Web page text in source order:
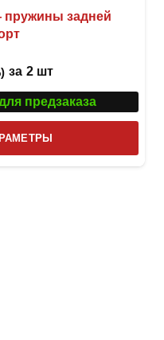
пружины задней
за 2 шт
предзаказа
товар